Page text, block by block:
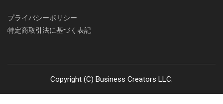
プライバシーポリシー
特定商取引法に基づく表記
Copyright (C) Business Creators LLC.